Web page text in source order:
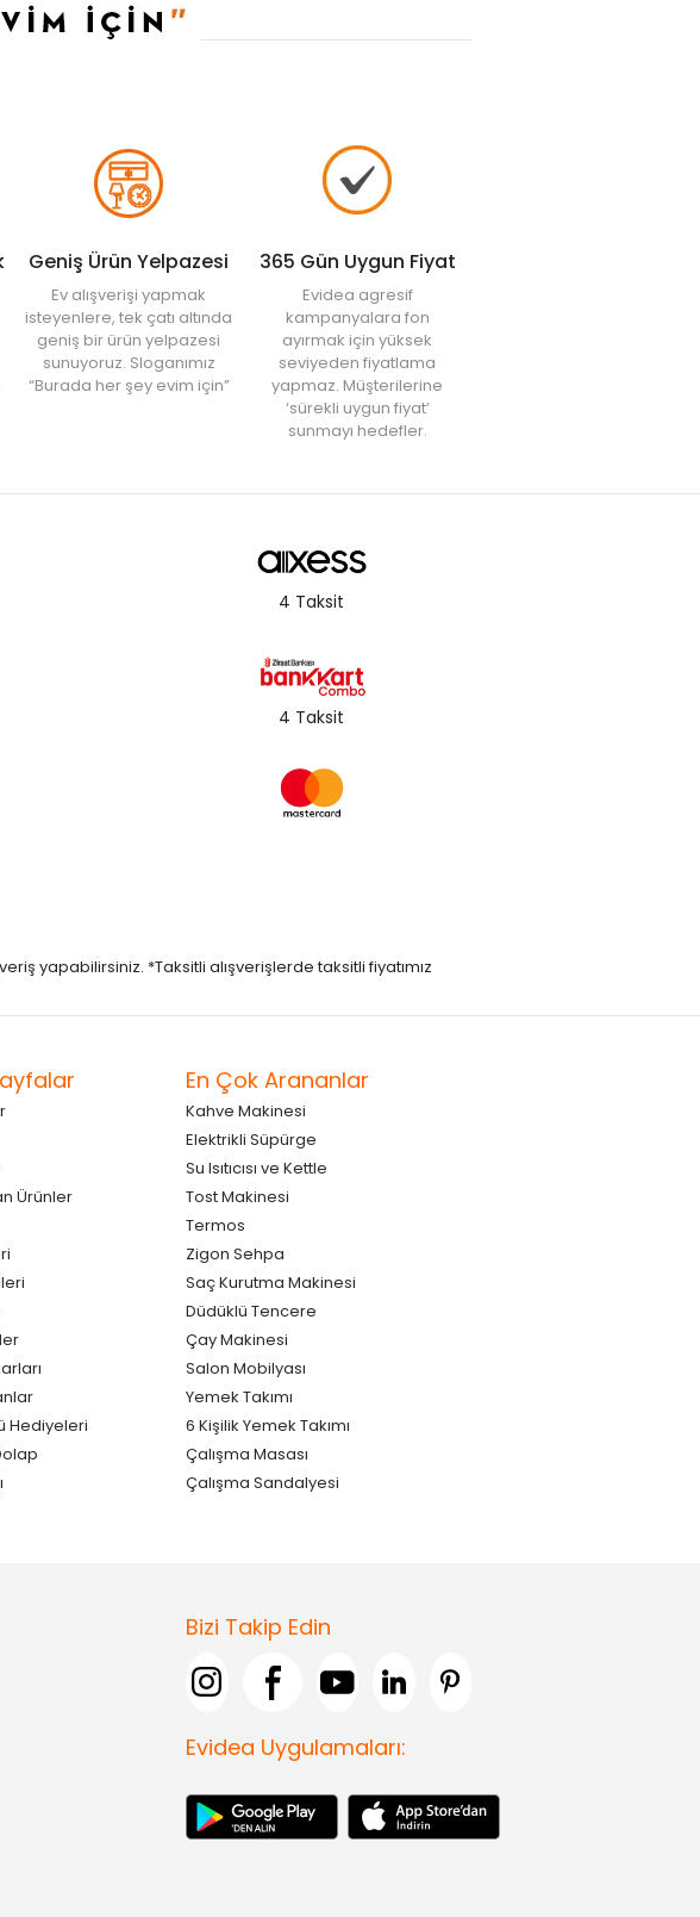
Geniş Ürün Yelpazesi
Ev alışverişi yapmak
isteyenlere, tek çatı altında
geniş bir ürün yelpazesi
sunuyoruz. Sloganımız
“Burada her şey evim için”
365 Gün Uygun Fiyat
Evidea agresif
kampanyalara fon
ayırmak için yüksek
seviyeden fiyatlama
yapmaz. Müşterilerine
‘sürekli uygun fiyat’
sunmayı hedefler.
4 Taksit
4 Taksit
yapabilirsiniz. *Taksitli alışverişlerde taksitli fiyatımız
Ürünler
Hediyeleri
En Çok Arananlar
Kahve Makinesi
Elektrikli Süpürge
Su Isıtıcısı ve Kettle
Tost Makinesi
Termos
Zigon Sehpa
Saç Kurutma Makinesi
Düdüklü Tencere
Çay Makinesi
Salon Mobilyası
Yemek Takımı
6 Kişilik Yemek Takımı
Çalışma Masası
Çalışma Sandalyesi
Bizi Takip Edin
Evidea Uygulamaları: